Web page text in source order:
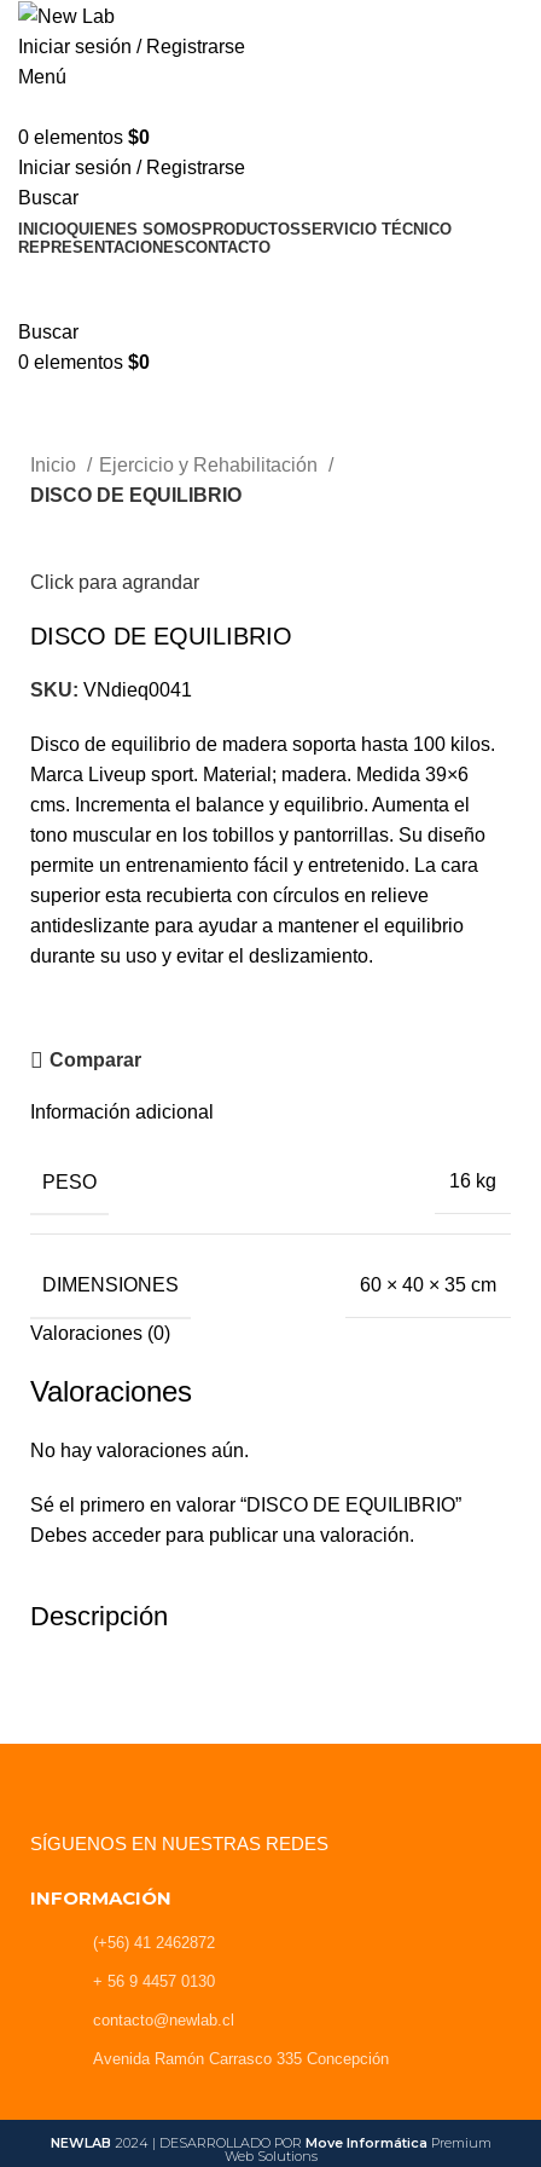
Iniciar sesión / Registrarse
Menú
0 elementos $0
Iniciar sesión / Registrarse
Buscar
INICIOQUIENES SOMOS PRODUCTOSSERVICIO TÉCNICO
REPRESENTACIONESCONTACTO
Buscar
0 elementos $0
Inicio
Ejercicio y Rehabilitación
DISCO DE EQUILIBRIO
Click para agrandar
DISCO DE EQUILIBRIO
SKU: VNdieq0041
Disco de equilibrio de madera soporta hasta 100 kilos.
Marca Liveup sport. Material; madera. Medida 39×6
cms. Incrementa el balance y equilibrio. Aumenta el
tono muscular en los tobillos y pantorrillas. Su diseño
permite un entrenamiento fácil y entretenido. La cara
superior esta recubierta con círculos en relieve
antideslizante para ayudar a mantener el equilibrio
durante su uso y evitar el deslizamiento.
Comparar
Información adicional
PESO 16 kg
DIMENSIONES 60 × 40 × 35 cm
Valoraciones (0)
Valoraciones
No hay valoraciones aún.
Sé el primero en valorar “DISCO DE EQUILIBRIO”
Debes acceder para publicar una valoración.
Descripción
SÍGUENOS EN NUESTRAS REDES
INFORMACIÓN
(+56) 41 2462872
+ 56 9 4457 0130
contacto@newlab.cl
Avenida Ramón Carrasco 335 Concepción
NEWLAB 2024 | DESARROLLADO POR Move Informática Premium
Web Solutions